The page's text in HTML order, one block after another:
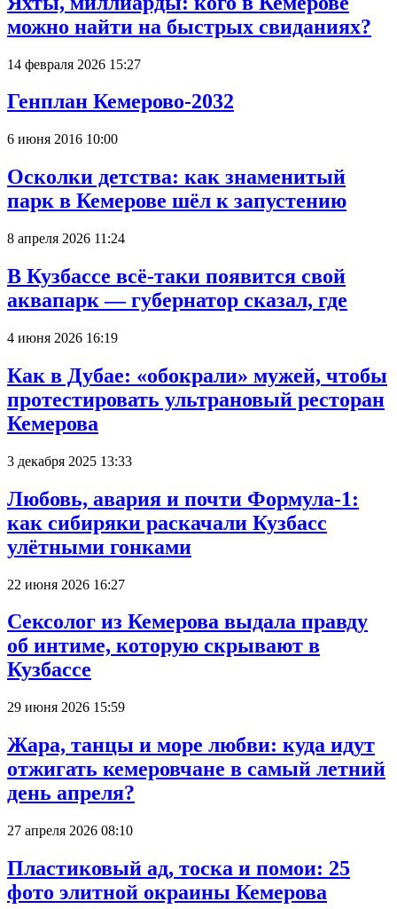
можно найти на быстрых свиданиях?
14 февраля 2026 15:27
Генплан Кемерово-2032
6 июня 2016 10:00
Осколки детства: как знаменитый
парк в Кемерове шёл к запустению
8 апреля 2026 11:24
В Кузбассе всё-таки появится свой
аквапарк — губернатор сказал, где
4 июня 2026 16:19
Как в Дубае: «обокрали» мужей, чтобы
протестировать ультрановый ресторан
Кемерова
3 декабря 2025 13:33
Любовь, авария и почти Формула-1:
как сибиряки раскачали Кузбасс
улётными гонками
22 июня 2026 16:27
Сексолог из Кемерова выдала правду
об интиме, которую скрывают в
Кузбассе
29 июня 2026 15:59
Жара, танцы и море любви: куда идут
отжигать кемеровчане в самый летний
день апреля?
27 апреля 2026 08:10
Пластиковый ад, тоска и помои: 25
фото элитной окраины Кемерова